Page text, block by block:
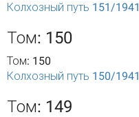
Колхозный путь 151/1941
Том: 150
Том: 150
Колхозный путь 150/1941
Том: 149